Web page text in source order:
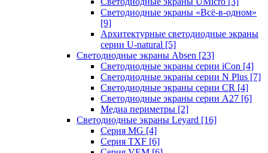
Светодиодные экраны «Всё-в-одном»
[9]
Архитектурные светодиодные экраны
серии U-natural [5]
Светодиодные экраны Absen [23]
Светодиодные экраны серии iCon [4]
Светодиодные экраны серии N Plus [7]
Светодиодные экраны серии CR [4]
Светодиодные экраны серии А27 [6]
Медиа периметры [2]
Светодиодные экраны Leyard [16]
Серия MG [4]
Серия TXF [6]